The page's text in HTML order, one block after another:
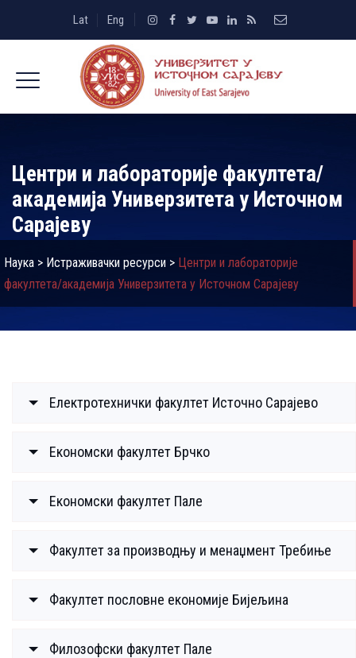
Lat Eng
Центри и лабораторије факултета/
академија Универзитета у Источном
Сарајеву
Наука > Истраживачки ресурси > Центри и лабораторије
факултета/академија Универзитета у Источном Сарајеву
Електротехнички факултет Источно Сарајево
Економски факултет Брчко
Економски факултет Пале
Факултет за производњу и менаџмент Требиње
Факултет пословне економије Бијељина
Филозофски факултет Пале